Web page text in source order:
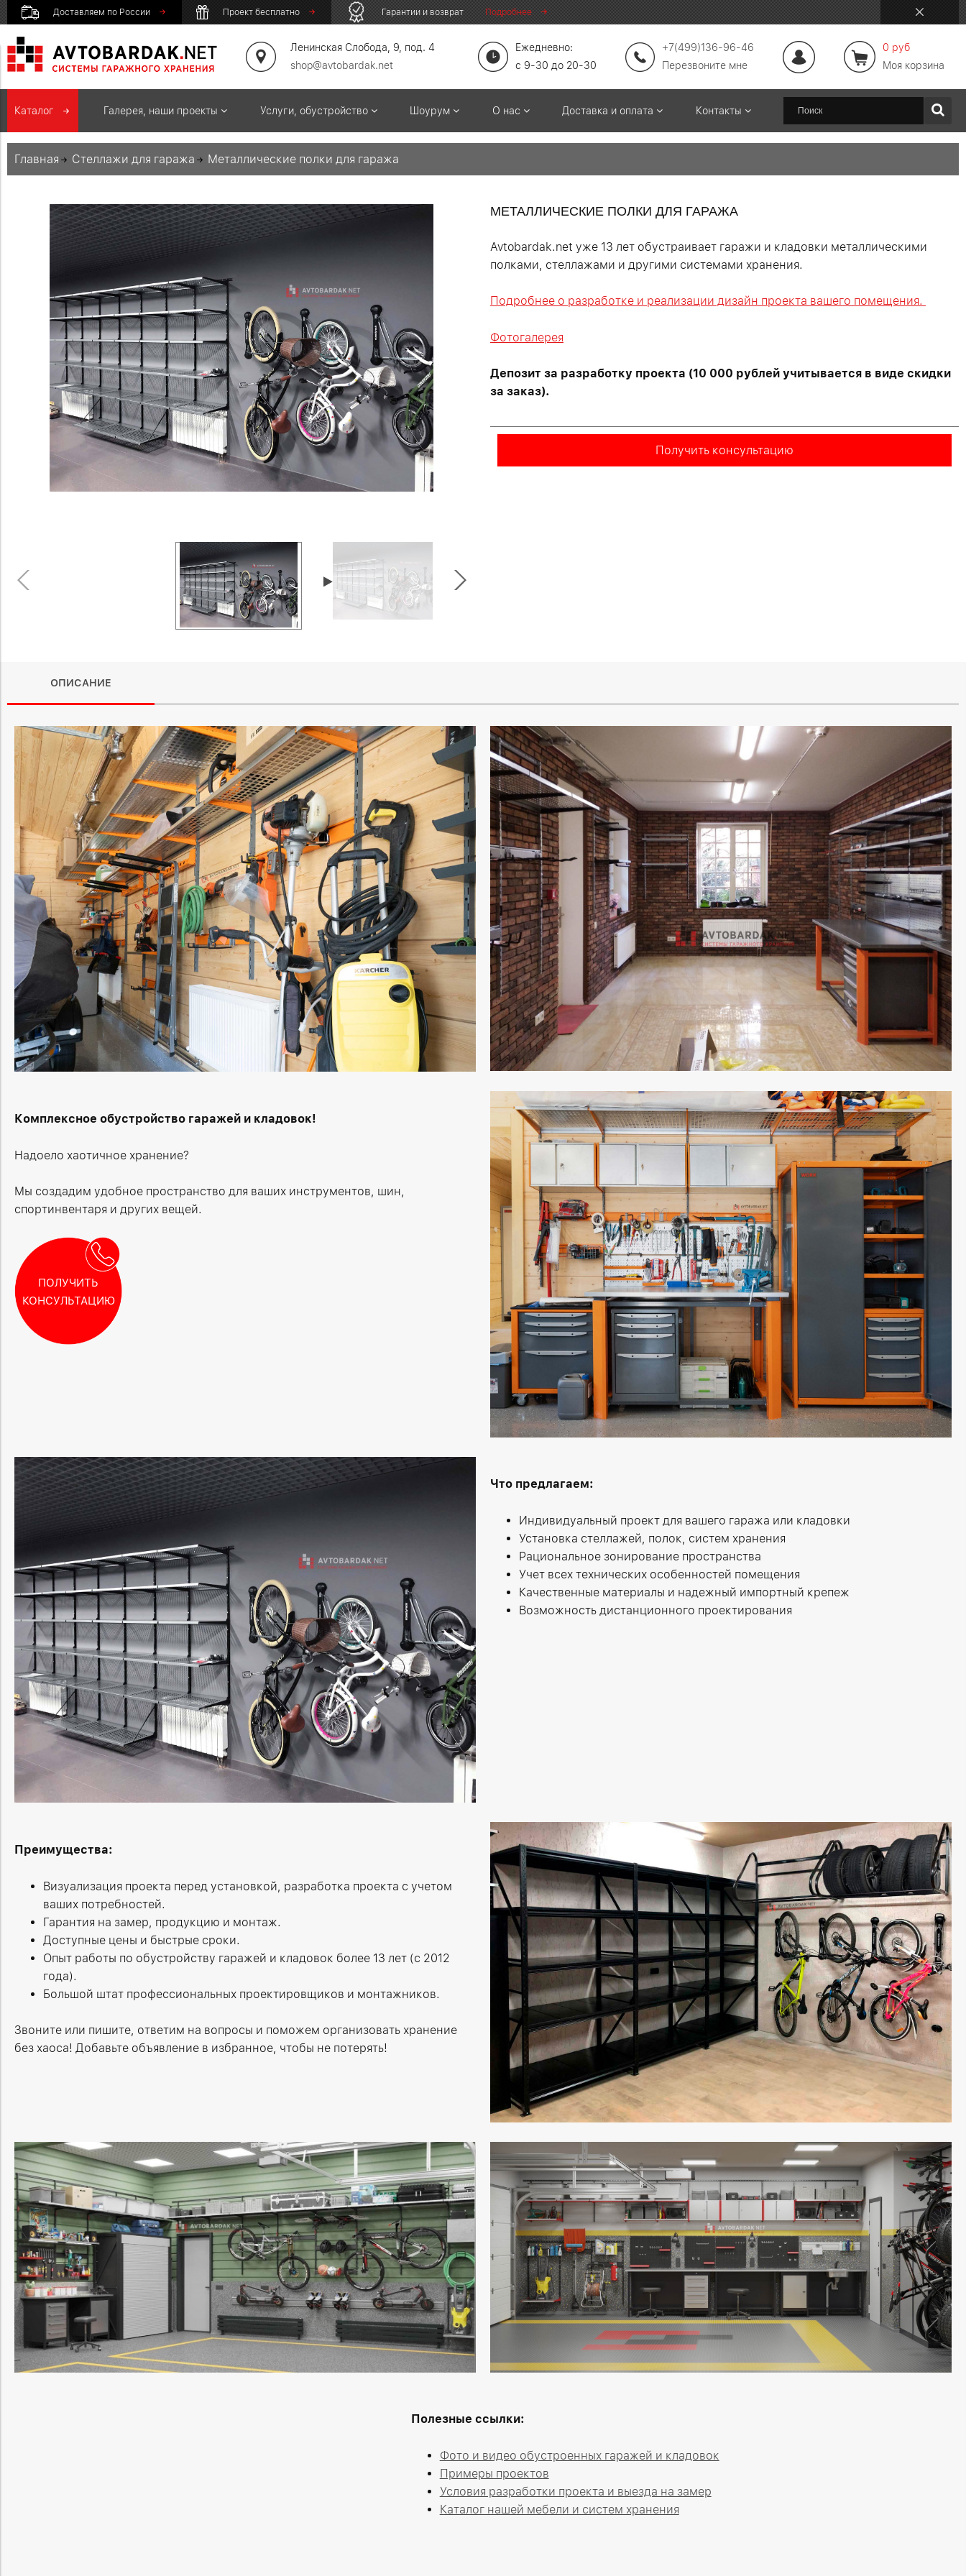
Доставляем по России Проект бесплатно Гарантии и возврат Подробнее
Ленинская Слобода, 9, под. 4
shop@avtobardak.net
Ежедневно:
c 9-30 до 20-30
+7(499)136-96-46
Перезвоните мне
0 руб
Моя корзина
Каталог Галерея, наши проекты Услуги, обустройство Шоурум О нас Доставка и оплата Контакты
Главная Стеллажи для гаража Металлические полки для гаража
МЕТАЛЛИЧЕСКИЕ ПОЛКИ ДЛЯ ГАРАЖА
Avtobardak.net уже 13 лет обустраивает гаражи и кладовки металлическими
полками, стеллажами и другими системами хранения.
Подробнее о разработке и реализации дизайн проекта вашего помещения.
Фотогалерея
Депозит за разработку проекта (10 000 рублей учитывается в виде скидки
за заказ).
Получить консультацию
ОПИСАНИЕ
Комплексное обустройство гаражей и кладовок!
Надоело хаотичное хранение?
Мы создадим удобное пространство для ваших инструментов, шин,
спортинвентаря и других вещей.
ПОЛУЧИТЬ
КОНСУЛЬТАЦИЮ
Что предлагаем:
Индивидуальный проект для вашего гаража или кладовки
Установка стеллажей, полок, систем хранения
Рациональное зонирование пространства
Учет всех технических особенностей помещения
Качественные материалы и надежный импортный крепеж
Возможность дистанционного проектирования
Преимущества:
Визуализация проекта перед установкой, разработка проекта с учетом
ваших потребностей.
Гарантия на замер, продукцию и монтаж.
Доступные цены и быстрые сроки.
Опыт работы по обустройству гаражей и кладовок более 13 лет (с 2012
года).
Большой штат профессиональных проектировщиков и монтажников.
Звоните или пишите, ответим на вопросы и поможем организовать хранение
без хаоса! Добавьте объявление в избранное, чтобы не потерять!
Полезные ссылки:
Фото и видео обустроенных гаражей и кладовок
Примеры проектов
Условия разработки проекта и выезда на замер
Каталог нашей мебели и систем хранения